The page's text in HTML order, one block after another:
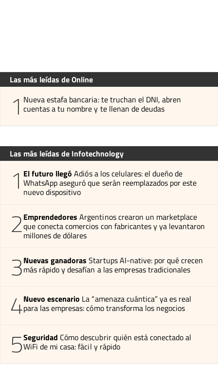
Las más leídas de Online
1 Nueva estafa bancaria: te truchan el DNI, abren
cuentas a tu nombre y te llenan de deudas
Las más leídas de Infotechnology
1 El futuro llegó Adiós a los celulares: el dueño de
WhatsApp aseguró que serán reemplazados por este
nuevo dispositivo
2Emprendedores Argentinos crearon un marketplace
que conecta comercios con fabricantes y ya levantaron
millones de dólares
3Nuevas ganadoras Startups AI-native: por qué crecen
más rápido y desafían a las empresas tradicionales
4Nuevo escenario La “amenaza cuántica” ya es real
para las empresas: cómo transforma los negocios
5Seguridad Cómo descubrir quién está conectado al
WiFi de mi casa: fácil y rápido